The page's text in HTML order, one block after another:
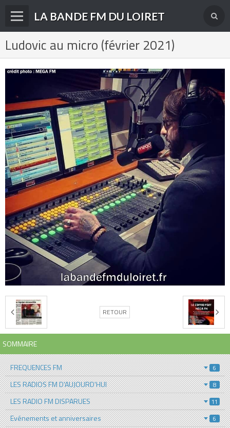
LA BANDE FM DU LOIRET
Accueil
radios actuelles
La radio en DAB+
archives
derniéres infos
Livre d'or du site
Contact
Ludovic au micro (février 2021)
RETOUR
SOMMAIRE
FREQUENCES FM 6
LES RADIOS FM D'AUJOURD'HUI 8
LES RADIO FM DISPARUES 11
Evénements et anniversaires 6